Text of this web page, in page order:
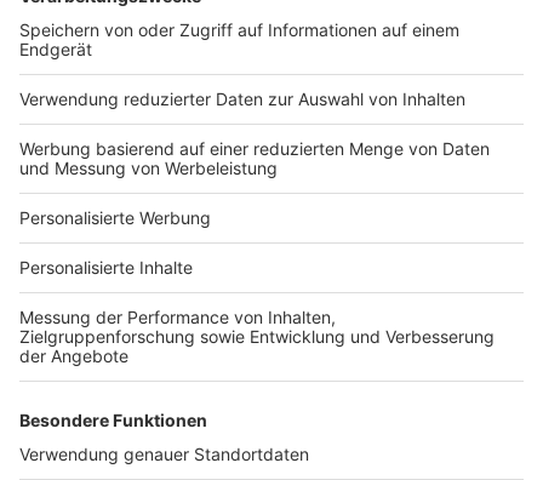
Bauprojekt-Quiz
Häuser-Suche
Hausanbieter-Suche
Bauprojekt-Profil
Für Unternehmen
Ihre Baufirma auf bauen.de
Kostenloses Infogespräch